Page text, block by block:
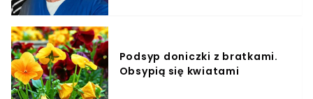
Podsyp doniczki z bratkami.
Obsypią się kwiatami